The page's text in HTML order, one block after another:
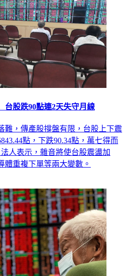
股跌90點連2天失守月線
難，傳產股撐盤有限，台股上下震
點，下跌90.34點，萬七得而
人表示，雜音將使台股震盪加
體重複下單等兩大變數。